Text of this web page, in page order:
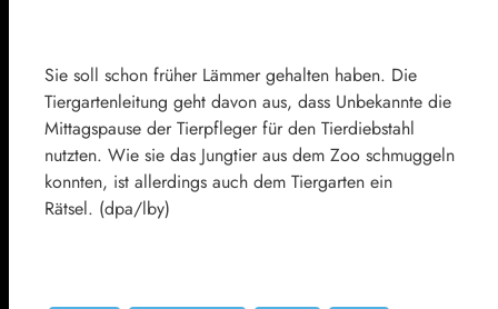
Sie soll schon früher Lämmer gehalten haben. Die
Tiergartenleitung geht davon aus, dass Unbekannte die
Mittagspause der Tierpfleger für den Tierdiebstahl
nutzten. Wie sie das Jungtier aus dem Zoo schmuggeln
konnten, ist allerdings auch dem Tiergarten ein
Rätsel. (dpa/lby)